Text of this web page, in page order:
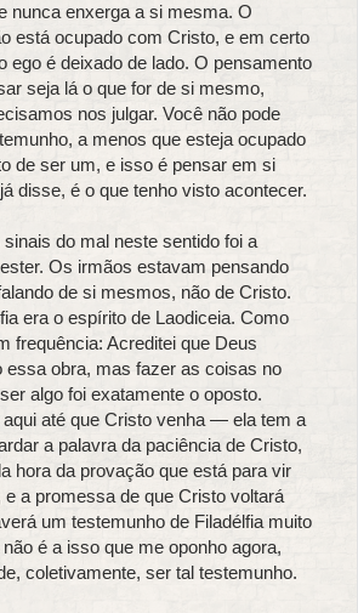
nunca enxerga a si mesma. O
está ocupado com Cristo, e em certo
ego é deixado de lado. O pensamento
seja lá o que for de si mesmo,
nos julgar. Você não pode
a menos que esteja ocupado
de ser um, e isso é pensar em si
disse, é o que tenho visto acontecer.
do mal neste sentido foi a
Os irmãos estavam pensando
de si mesmos, não de Cristo.
era o espírito de Laodiceia. Como
frequência: Acreditei que Deus
essa obra, mas fazer as coisas no
algo foi exatamente o oposto.
aqui até que Cristo venha — ela tem a
a palavra da paciência de Cristo,
hora da provação que está para vir
a promessa de que Cristo voltará
um testemunho de Filadélfia muito
é a isso que me oponho agora,
coletivamente, ser tal testemunho.